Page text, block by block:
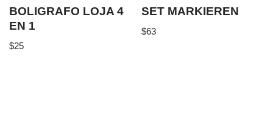
BOLIGRAFO LOJA 4
EN 1
$25
SET MARKIEREN
$63